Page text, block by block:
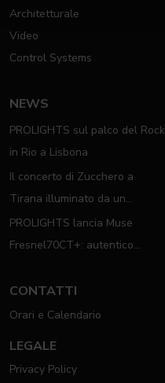
Architetturale
Video
Control Systems
NEWS
PROLIGHTS sul palco del Rock
in Rio a Lisbona
Il concerto di Zucchero a
Tirana illuminato da un
completo rig PROLIGHTS
PROLIGHTS lancia Muse
Fresnel70CT+: autentico
CONTATTI
Orari e Calendario
LEGALE
Privacy Policy